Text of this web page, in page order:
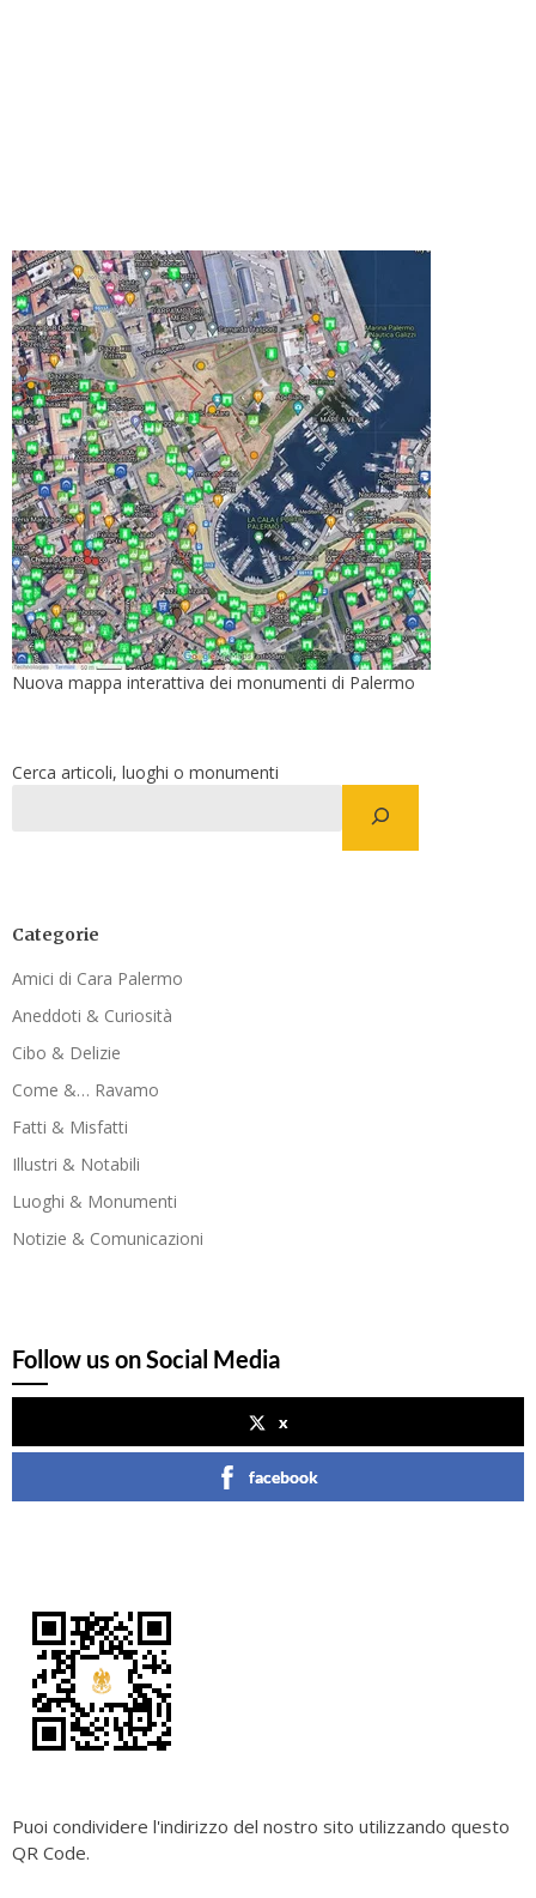
Nuova mappa interattiva dei monumenti di Palermo
Cerca articoli, luoghi o monumenti
Categorie
Amici di Cara Palermo
Aneddoti & Curiosità
Cibo & Delizie
Come &… Ravamo
Fatti & Misfatti
Illustri & Notabili
Luoghi & Monumenti
Notizie & Comunicazioni
Follow us on Social Media
x
facebook
Puoi condividere l'indirizzo del nostro sito utilizzando questo
QR Code.